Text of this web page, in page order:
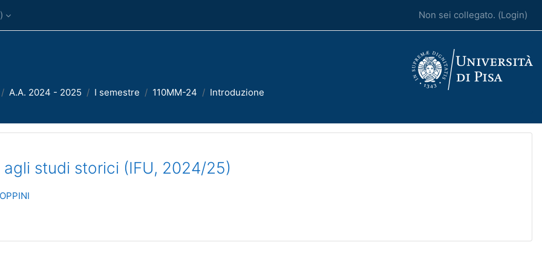
Non sei collegato. (Login)
A.A. 2024 - 2025 I semestre 110MM-24 Introduzione
studi storici (IFU, 2024/25)